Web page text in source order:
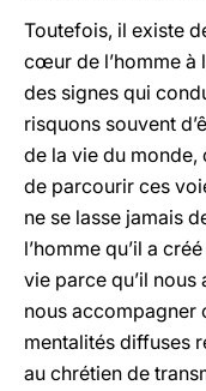
Toutefois, il existe
cœur de l’homme à
des signes qui
risquons souvent
de la vie du monde,
de parcourir ces
ne se lasse jamais
l’homme qu’il a
vie parce qu’il
nous accompagner
mentalités diffuses
au chrétien de